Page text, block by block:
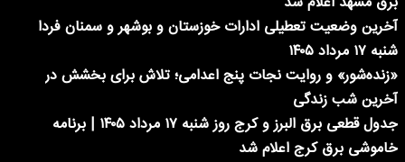
آخرین وضعیت تعطیلی ادارات خوزستان و بوشهر و سمنان فردا
شنبه ۱۷ مرداد ۱۴۰۵
«زنده‌شور» و روایت نجات پنج اعدامی؛ تلاش برای بخشش در
آخرین شب زندگی
جدول قطعی برق البرز و کرج روز شنبه ۱۷ مرداد ۱۴۰۵ | برنامه
خاموشی برق کرج اعلام شد